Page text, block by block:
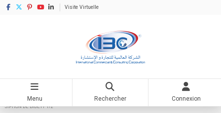
Visite Virtuelle
Menu Rechercher Connexion
Matériaux de construction Articles quincaillerie
Accessoire sanitaire
SIPHON DE BIDET1"1/2